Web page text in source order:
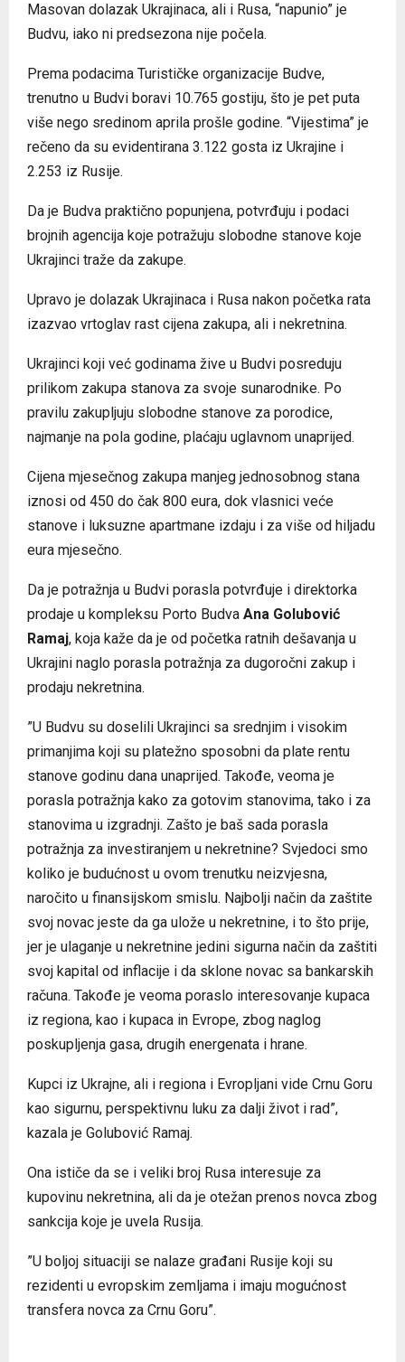
Masovan dolazak Ukrajinaca, ali i Rusa, “napunio” je
Budvu, iako ni predsezona nije počela.
Prema podacima Turističke organizacije Budve,
trenutno u Budvi boravi 10.765 gostiju, što je pet puta
više nego sredinom aprila prošle godine. “Vijestima” je
rečeno da su evidentirana 3.122 gosta iz Ukrajine i
2.253 iz Rusije.
Da je Budva praktično popunjena, potvrđuju i podaci
brojnih agencija koje potražuju slobodne stanove koje
Ukrajinci traže da zakupe.
Upravo je dolazak Ukrajinaca i Rusa nakon početka rata
izazvao vrtoglav rast cijena zakupa, ali i nekretnina.
Ukrajinci koji već godinama žive u Budvi posreduju
prilikom zakupa stanova za svoje sunarodnike. Po
pravilu zakupljuju slobodne stanove za porodice,
najmanje na pola godine, plaćaju uglavnom unaprijed.
Cijena mjesečnog zakupa manjeg jednosobnog stana
iznosi od 450 do čak 800 eura, dok vlasnici veće
stanove i luksuzne apartmane izdaju i za više od hiljadu
eura mjesečno.
Da je potražnja u Budvi porasla potvrđuje i direktorka
prodaje u kompleksu Porto Budva Ana Golubović
Ramaj, koja kaže da je od početka ratnih dešavanja u
Ukrajini naglo porasla potražnja za dugoročni zakup i
prodaju nekretnina.
”U Budvu su doselili Ukrajinci sa srednjim i visokim
primanjima koji su platežno sposobni da plate rentu
stanove godinu dana unaprijed. Takođe, veoma je
porasla potražnja kako za gotovim stanovima, tako i za
stanovima u izgradnji. Zašto je baš sada porasla
potražnja za investiranjem u nekretnine? Svjedoci smo
koliko je budućnost u ovom trenutku neizvjesna,
naročito u finansijskom smislu. Najbolji način da zaštite
svoj novac jeste da ga ulože u nekretnine, i to što prije,
jer je ulaganje u nekretnine jedini sigurna način da zaštiti
svoj kapital od inflacije i da sklone novac sa bankarskih
računa. Takođe je veoma poraslo interesovanje kupaca
iz regiona, kao i kupaca in Evrope, zbog naglog
poskupljenja gasa, drugih energenata i hrane.
Kupci iz Ukrajne, ali i regiona i Evropljani vide Crnu Goru
kao sigurnu, perspektivnu luku za dalji život i rad”,
kazala je Golubović Ramaj.
Ona ističe da se i veliki broj Rusa interesuje za
kupovinu nekretnina, ali da je otežan prenos novca zbog
sankcija koje je uvela Rusija.
”U boljoj situaciji se nalaze građani Rusije koji su
rezidenti u evropskim zemljama i imaju mogućnost
transfera novca za Crnu Goru”.